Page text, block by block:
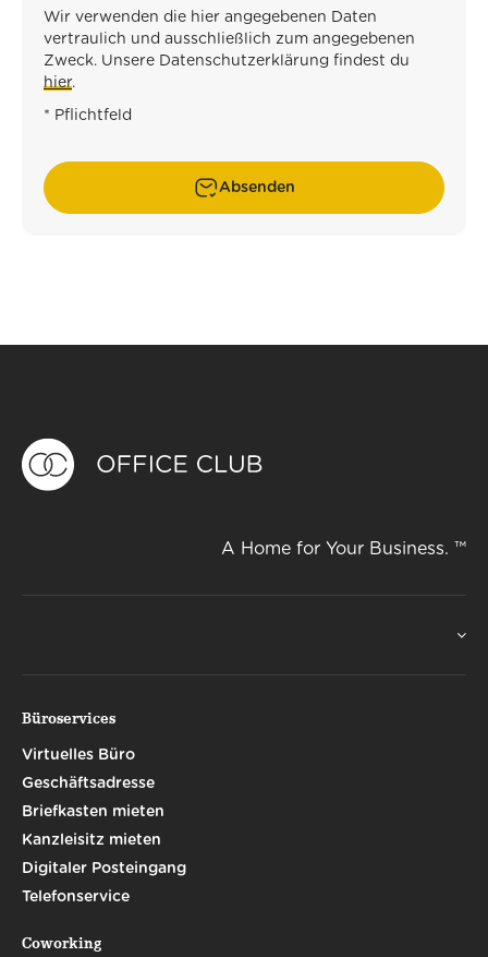
Wir verwenden die hier angegebenen Daten
vertraulich und ausschließlich zum angegebenen
Zweck. Unsere Datenschutzerklärung findest du
hier.
* Pflichtfeld
Absenden
A Home for Your Business. ™
Büroservices
Virtuelles Büro
Geschäftsadresse
Briefkasten mieten
Kanzleisitz mieten
Digitaler Posteingang
Telefonservice
Coworking